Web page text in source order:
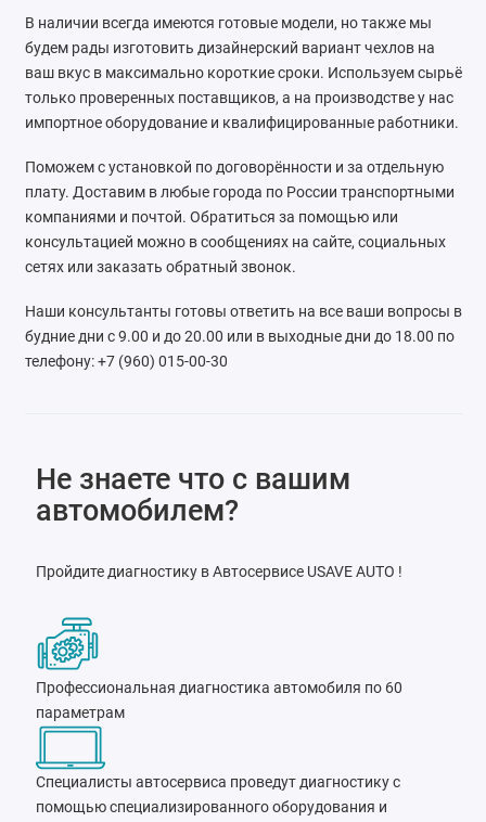
ZAZ
ГАЗ
Москвич
ТагАЗ
В наличии всегда имеются готовые модели, но также мы
будем рады изготовить дизайнерский вариант чехлов на
ваш вкус в максимально короткие сроки. Используем сырьё
только проверенных поставщиков, а на производстве у нас
импортное оборудование и квалифицированные работники.
Поможем с установкой по договорённости и за отдельную
плату. Доставим в любые города по России транспортными
компаниями и почтой. Обратиться за помощью или
консультацией можно в сообщениях на сайте, социальных
сетях или заказать обратный звонок.
Наши консультанты готовы ответить на все ваши вопросы в
будние дни с 9.00 и до 20.00 или в выходные дни до 18.00 по
телефону: +7 (960) 015-00-30
Не знаете что с вашим
автомобилем?
Пройдите диагностику в Автосервисе USAVE AUTO !
Профессиональная диагностика автомобиля по 60
параметрам
Специалисты автосервиса проведут диагностику с
помощью специализированного оборудования и